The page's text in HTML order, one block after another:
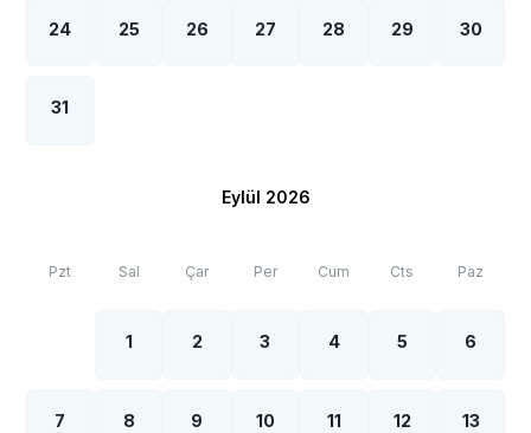
24 25 26 27 28 29 30
31
Eylül 2026
Pzt Sal Çar Per Cum Cts Paz
1 2 3 4 5 6
7 8 9 10 11 12 13